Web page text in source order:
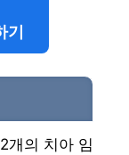
기
개의 치아 임